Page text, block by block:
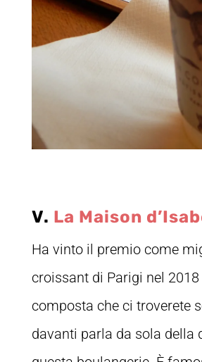
V. La Maison
Ha vinto il premio come
croissant di Parigi nel
composta che ci troverete
davanti parla da sola della